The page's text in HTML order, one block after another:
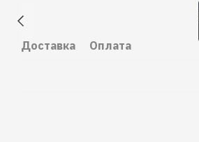
Доставка Оплата